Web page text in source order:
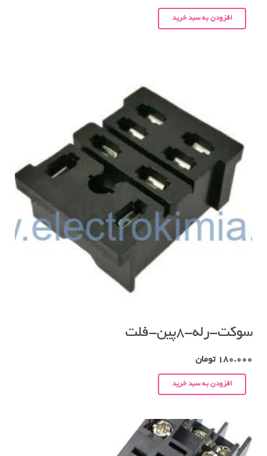
افزودن به سبد خرید
سوکت-رله-۸پین-فلت
180.000 تومان
افزودن به سبد خرید